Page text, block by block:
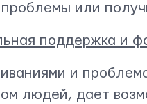
или
поддержка и
и
людей, дает